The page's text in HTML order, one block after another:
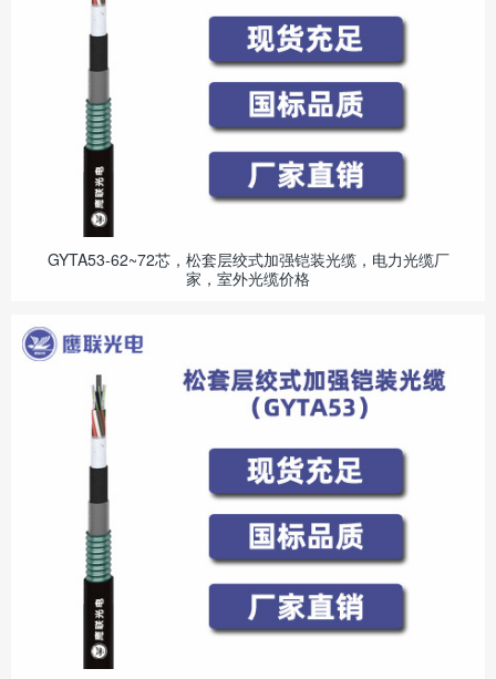
GYTA53-62~72芯，松套层绞式加强铠装光缆，电力光缆厂
家，室外光缆价格